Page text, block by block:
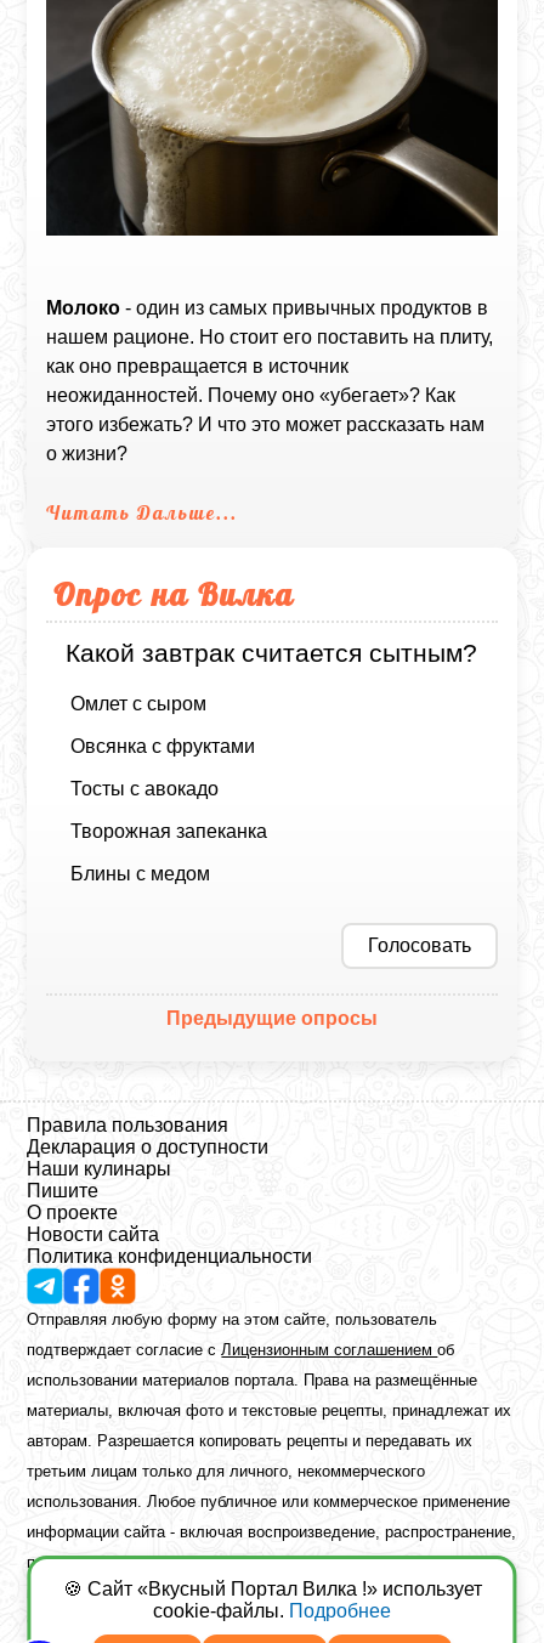
Молоко - один из самых привычных продуктов в
нашем рационе. Но стоит его поставить на плиту,
как оно превращается в источник
неожиданностей. Почему оно «убегает»? Как
этого избежать? И что это может рассказать нам
о жизни?
Читать Дальше...
Опрос на Вилка
Какой завтрак считается сытным?
Омлет с сыром
Овсянка с фруктами
Тосты с авокадо
Творожная запеканка
Блины с медом
Голосовать
Предыдущие опросы
Правила пользования
Декларация о доступности
Наши кулинары
Пишите
О проекте
Новости сайта
Политика конфиденциальности
Отправляя любую форму на этом сайте, пользователь
подтверждает согласие сЛицензионным соглашениемоб
использовании материалов портала. Права на размещённые
материалы, включая фото и текстовые рецепты, принадлежат их
авторам. Разрешается копировать рецепты и передавать их
третьим лицам только для личного, некоммерческого
использования. Любое публичное или коммерческое применение
информации сайта - включая воспроизведение, распространение,
публикацию или обработку - возможно лишь при наличии
предварительного письменного разрешения правообладателя.
Copyright ©2026 Вкусный Портал Вилка
🍪 Сайт «Вкусный Портал Вилка !» использует
cookie-файлы. Подробнее